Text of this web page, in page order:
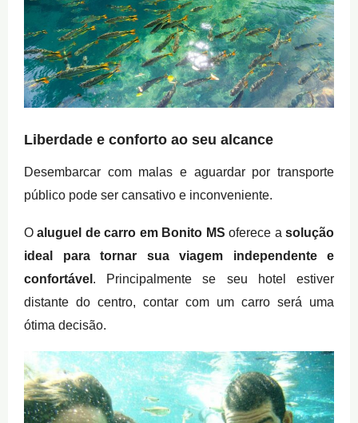
Liberdade e conforto ao seu alcance
Desembarcar com malas e aguardar por transporte
público pode ser cansativo e inconveniente.
Oaluguel de carro em Bonito MS oferece asolução
ideal para tornar sua viagem independente e
confortável . Principalmente se seu hotel estiver
distante do centro, contar com um carro será uma
ótima decisão.